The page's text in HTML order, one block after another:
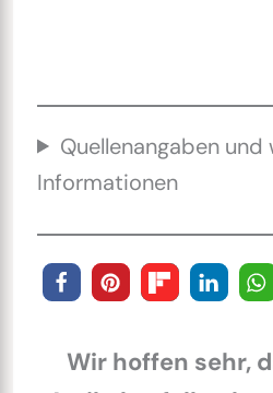
Quellenangaben
Informationen
Wir hoffen sehr,